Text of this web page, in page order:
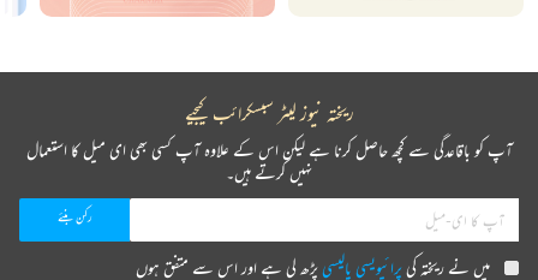
ریختہ نیوز لیٹر سبسکرائب کیجیے
آپ کو باقاعدگی سے کچھ حاصل کرنا ہے لیکن اس کے علاوہ آپ کسی بھی ای میل کا استعمال
نہیں کرتے ہیں۔
میں نے ریختہ کیپرائیویسی پالیسیپڑھ لی ہے اور اس سے متفق ہوں